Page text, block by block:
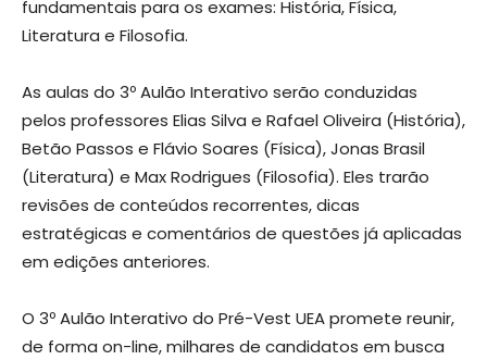
fundamentais para os exames: História, Física,
Literatura e Filosofia.
As aulas do 3º Aulão Interativo serão conduzidas
pelos professores Elias Silva e Rafael Oliveira (História),
Betão Passos e Flávio Soares (Física), Jonas Brasil
(Literatura) e Max Rodrigues (Filosofia). Eles trarão
revisões de conteúdos recorrentes, dicas
estratégicas e comentários de questões já aplicadas
em edições anteriores.
O 3º Aulão Interativo do Pré-Vest UEA promete reunir,
de forma on-line, milhares de candidatos em busca